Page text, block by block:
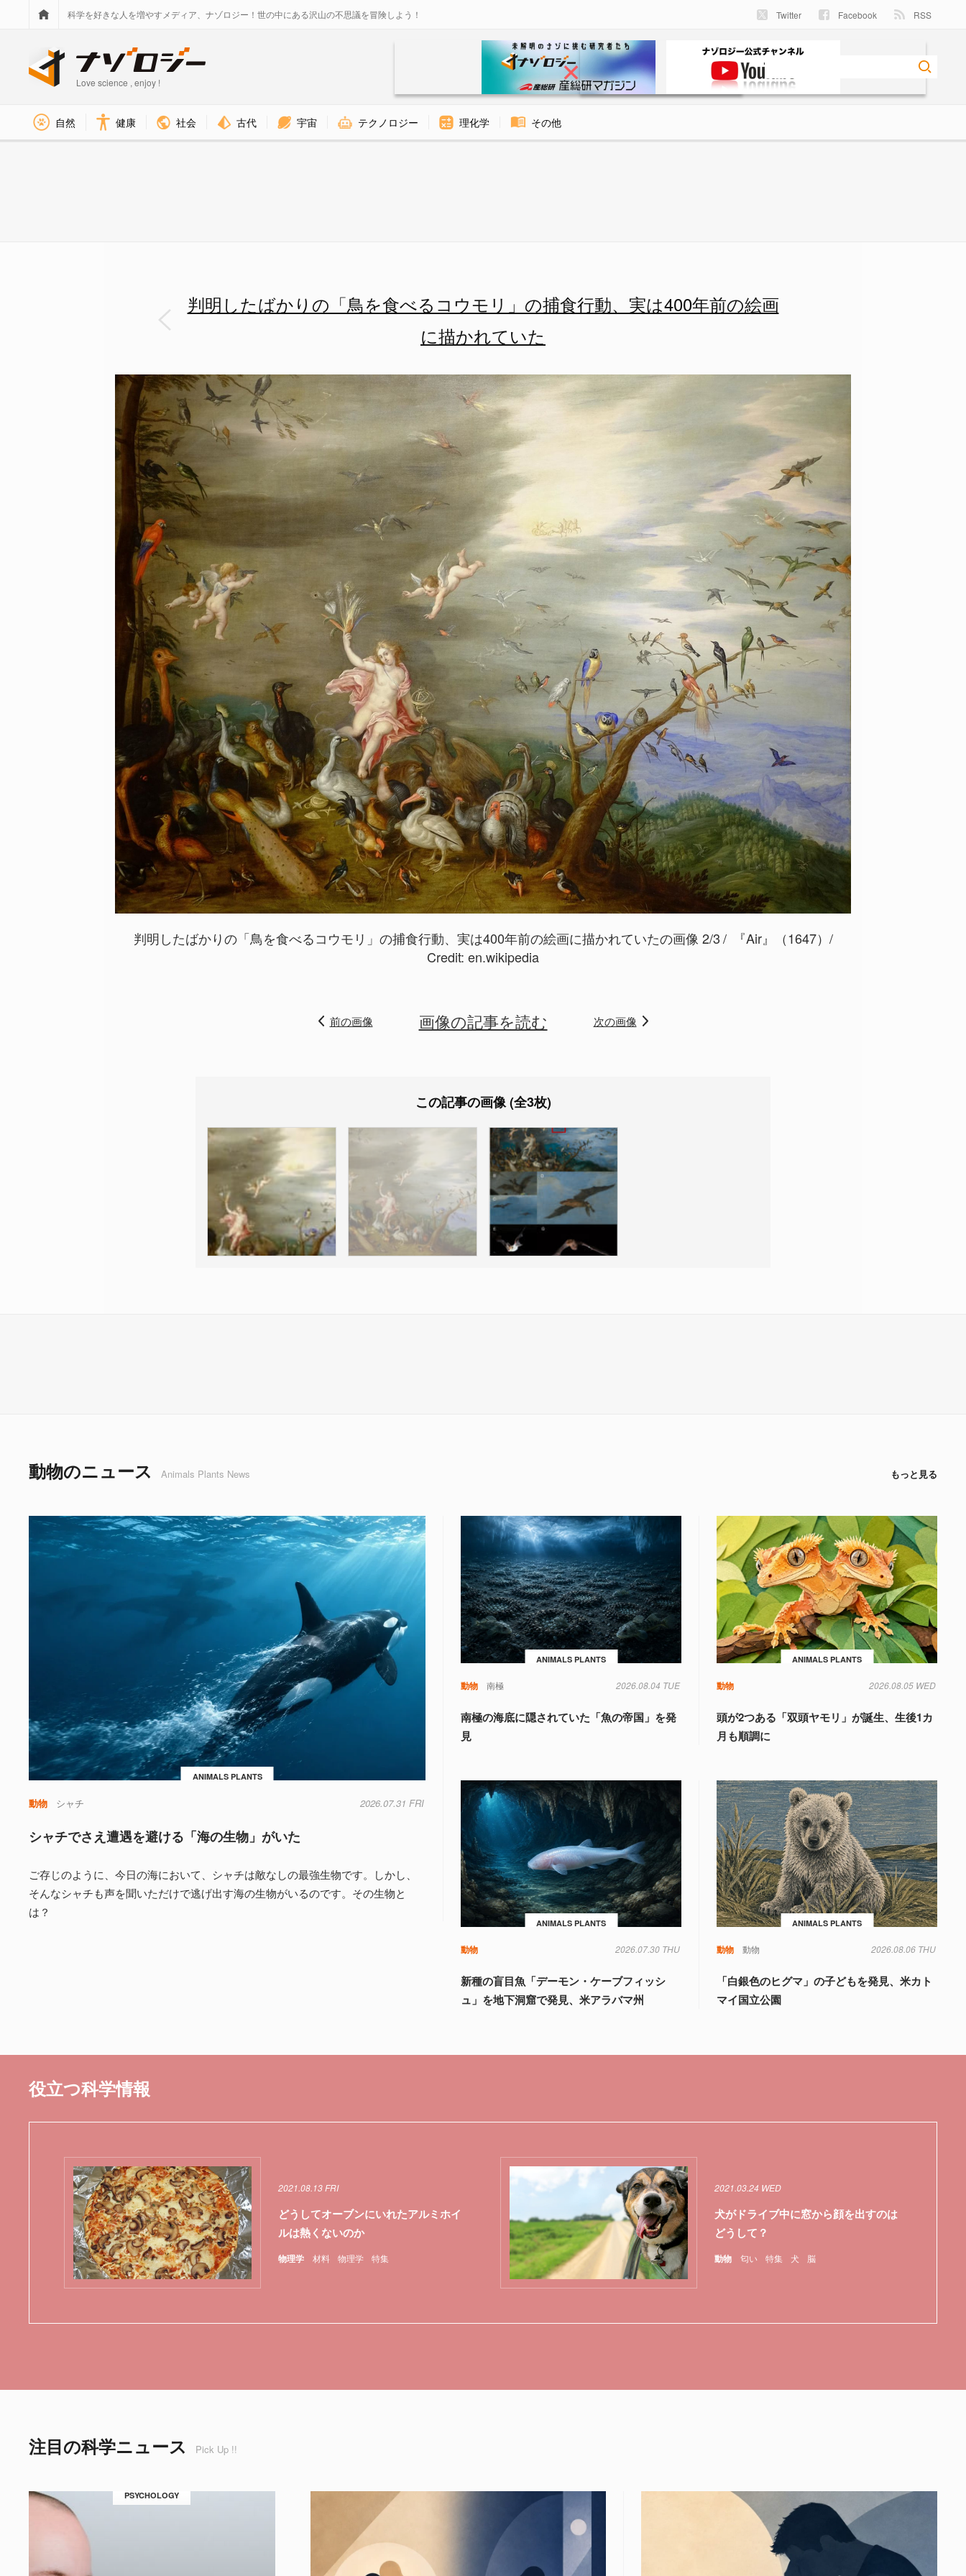
科学を好きな人を増やすメディア、ナゾロジー！世の中にある沢山の不思議を冒険しよう！ Twitter Facebook RSS
Love science , enjoy !
自然 健康 社会 古代 宇宙 テクノロジー 理化学 その他
判明したばかりの「鳥を食べるコウモリ」の捕食行動、実は400年前の絵画
に描かれていた
判明したばかりの「鳥を食べるコウモリ」の捕食行動、実は400年前の絵画に描かれていたの画像 2/3
『Air』（1647）/
Credit: en.wikipedia
前の画像 画像の記事を読む 次の画像
この記事の画像 (全3枚)
動物のニュース Animals Plants News もっと見る
ANIMALS PLANTS
動物 シャチ 2026.07.31 FRI
シャチでさえ遭遇を避ける「海の生物」がいた
ご存じのように、今日の海において、シャチは敵なしの最強生物です。しかし、
そんなシャチも声を聞いただけで逃げ出す海の生物がいるのです。その生物と
は？
ANIMALS PLANTS
動物 南極 2026.08.04 TUE
南極の海底に隠されていた「魚の帝国」を発
見
ANIMALS PLANTS
動物 2026.08.05 WED
頭が2つある「双頭ヤモリ」が誕生、生後1カ
月も順調に
ANIMALS PLANTS
動物 2026.07.30 THU
新種の盲目魚「デーモン・ケーブフィッシ
ュ」を地下洞窟で発見、米アラバマ州
ANIMALS PLANTS
動物 動物 2026.08.06 THU
「白銀色のヒグマ」の子どもを発見、米カト
マイ国立公園
役立つ科学情報
物理学 材料 物理学 特集
2021.08.13 FRI
どうしてオーブンにいれたアルミホイ
ルは熱くないのか
動物 匂い 特集 犬 脳
2021.03.24 WED
犬がドライブ中に窓から顔を出すのは
どうして？
注目の科学ニュース Pick Up !!
PSYCHOLOGY